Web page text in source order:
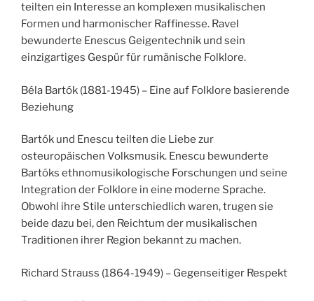
teilten ein Interesse an komplexen musikalischen
Formen und harmonischer Raffinesse. Ravel
bewunderte Enescus Geigentechnik und sein
einzigartiges Gespür für rumänische Folklore.
Béla Bartók (1881-1945) – Eine auf Folklore basierende
Beziehung
Bartók und Enescu teilten die Liebe zur
osteuropäischen Volksmusik. Enescu bewunderte
Bartóks ethnomusikologische Forschungen und seine
Integration der Folklore in eine moderne Sprache.
Obwohl ihre Stile unterschiedlich waren, trugen sie
beide dazu bei, den Reichtum der musikalischen
Traditionen ihrer Region bekannt zu machen.
Richard Strauss (1864-1949) – Gegenseitiger Respekt